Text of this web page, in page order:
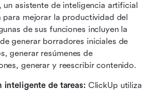
un asistente de inteligencia artificial
para mejorar la productividad del
de sus funciones incluyen la
generar borradores iniciales de
generar resúmenes de
generar y reescribir contenido.
inteligente de tareas: ClickUp utiliza